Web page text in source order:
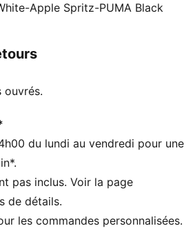
pour offrir une
différentes surfaces, elles
au talon pour plus de
Le renfort PWRTAPE ajoute de
maximum de puissance et de
+ AVANTAGES
est composée d’au moins 30 %
de caoutchouc de performance
traction sur toutes les
Apple Spritz-PUMA Black
ouvrés.
du lundi au vendredi pour une
pas inclus. Voir la page
de détails.
les commandes personnalisées.